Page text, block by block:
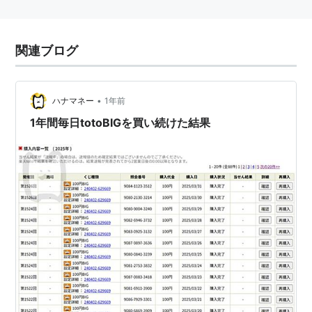
関連ブログ
ハナマネー • 1年前
1年間毎日totoBIGを買い続けた結果